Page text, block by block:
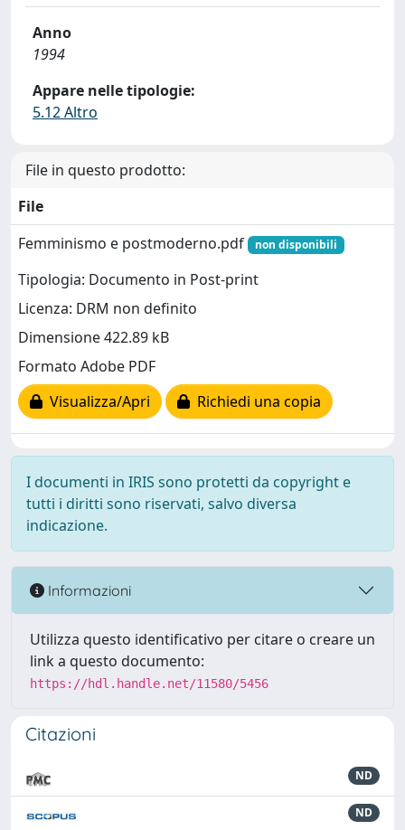
Anno
1994
Appare nelle tipologie:
5.12 Altro
File in questo prodotto:
File
Femminismo e postmoderno.pdf
non disponibili
Tipologia: Documento in Post-print
Licenza: DRM non definito
Dimensione 422.89 kB
Formato Adobe PDF
Visualizza/Apri
Richiedi una copia
I documenti in IRIS sono protetti da copyright e
tutti i diritti sono riservati, salvo diversa
indicazione.
Informazioni
Utilizza questo identificativo per citare o creare un
link a questo documento:
https://hdl.handle.net/11580/5456
Citazioni
ND
ND